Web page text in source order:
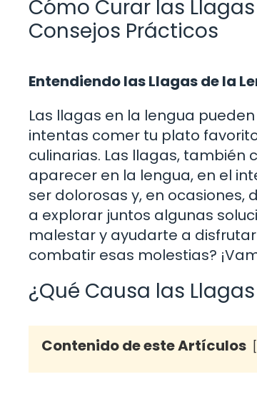
Cómo Curar las
Consejos Prácticos
Entendiendo las Llagas de la
Las llagas en la lengua
intentas comer tu plato
culinarias. Las llagas,
aparecer en la lengua, en el
ser dolorosas y, en ocasiones,
a explorar juntos algunas
malestar y ayudarte a
combatir esas molestias?
¿Qué Causa las
Contenido de este Artículos